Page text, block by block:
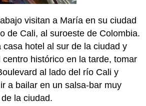
visitan a María en su ciudad
de Cali, al suroeste de Colombia.
casa hotel al sur de la ciudad y
histórico en la tarde, tomar
al lado del río Cali y
a bailar en un salsa-bar muy
la ciudad.